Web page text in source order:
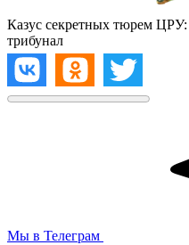
Казус секретных тюрем
трибунал
Мы в Телеграм